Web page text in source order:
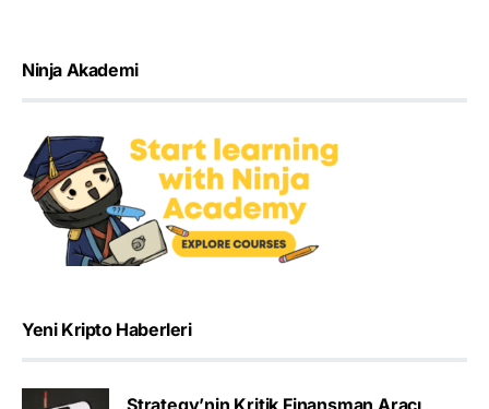
Ninja Akademi
Yeni Kripto Haberleri
Strategy’nin Kritik Finansman Aracı